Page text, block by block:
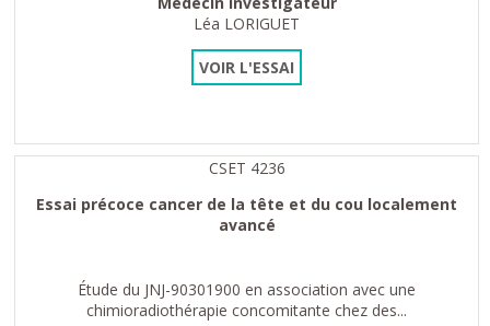
Léa LORIGUET
VOIR L'ESSAI
CSET 4236
Essai précoce cancer de la tête et du cou localement
avancé
Étude du JNJ-90301900 en association avec une
chimioradiothérapie concomitante chez des...